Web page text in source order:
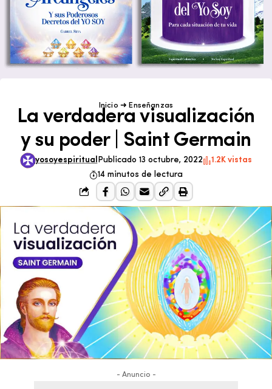
Inicio ➜ Enseñanzas
La verdadera visualización
y su poder | Saint Germain
yosoyespiritual Publicado 13 octubre, 2022
1.2K vistas
14 minutos de lectura
- Anuncio -